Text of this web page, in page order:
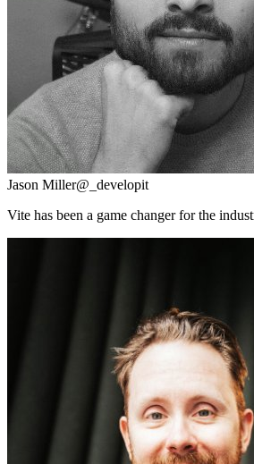
Jason Miller@_developit
Vite has been a game changer for the